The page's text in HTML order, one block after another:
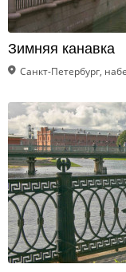
Зимняя канавка
Санкт-Петербург,